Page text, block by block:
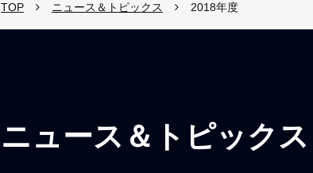
TOP ニュース＆トピックス 2018年度
ニュース＆トピックス